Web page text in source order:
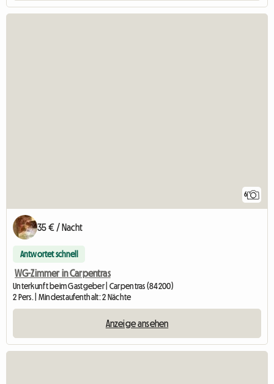
6
35 € / Nacht
Antwortet schnell
WG-Zimmer in Carpentras
Unterkunft beim Gastgeber | Carpentras (84200)
2 Pers. | Mindestaufenthalt: 2 Nächte
Anzeige ansehen